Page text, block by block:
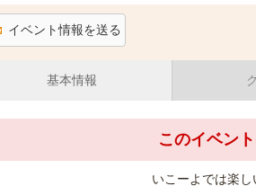
イベント情報を送る
基本情報
このイベン
いこーよでは楽し